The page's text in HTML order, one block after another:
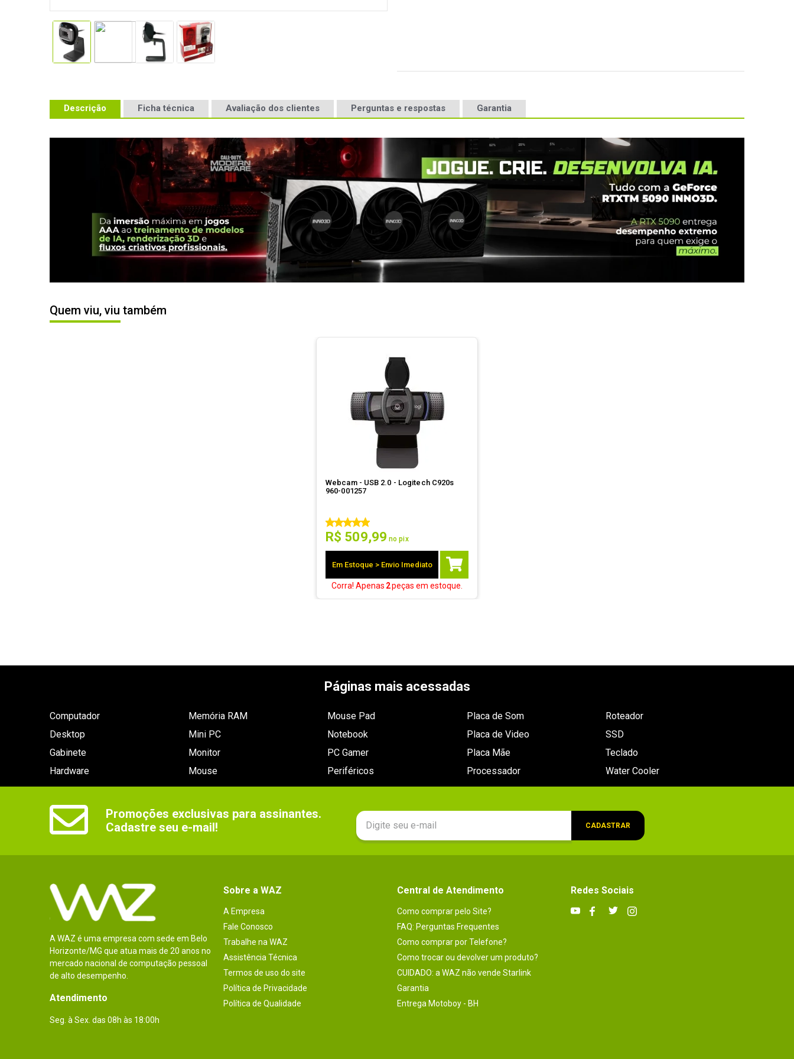
Descrição Ficha técnica Avaliação dos clientes Perguntas e respostas Garantia
Quem viu, viu também
Webcam - USB 2.0 - Logitech C920s
960-001257
R$ 509,99 no pix
Em Estoque > Envio Imediato
Corra! Apenas 2peças em estoque.
Páginas mais acessadas
Computador
Desktop
Gabinete
Hardware
Memória RAM
Mini PC
Monitor
Mouse
Mouse Pad
Notebook
PC Gamer
Periféricos
Placa de Som
Placa de Video
Placa Mãe
Processador
Roteador
SSD
Teclado
Water Cooler
Promoções exclusivas para assinantes.
Cadastre seu e-mail!
CADASTRAR
A WAZ é uma empresa com sede em Belo
Horizonte/MG que atua mais de 20 anos no
mercado nacional de computação pessoal
de alto desempenho.
Atendimento
Seg. à Sex. das 08h às 18:00h
Sobre a WAZ
A Empresa
Fale Conosco
Trabalhe na WAZ
Assistência Técnica
Termos de uso do site
Política de Privacidade
Política de Qualidade
Central de Atendimento
Como comprar pelo Site?
FAQ: Perguntas Frequentes
Como comprar por Telefone?
Como trocar ou devolver um produto?
CUIDADO: a WAZ não vende Starlink
Garantia
Entrega Motoboy - BH
Redes Sociais